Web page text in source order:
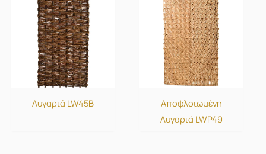
Λυγαριά LW45B
Αποφλοιωμένη
Λυγαριά LWP49